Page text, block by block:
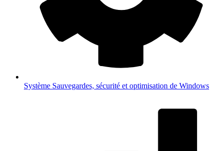
Système Sauvegardes, sécurité et optimisation de Windows